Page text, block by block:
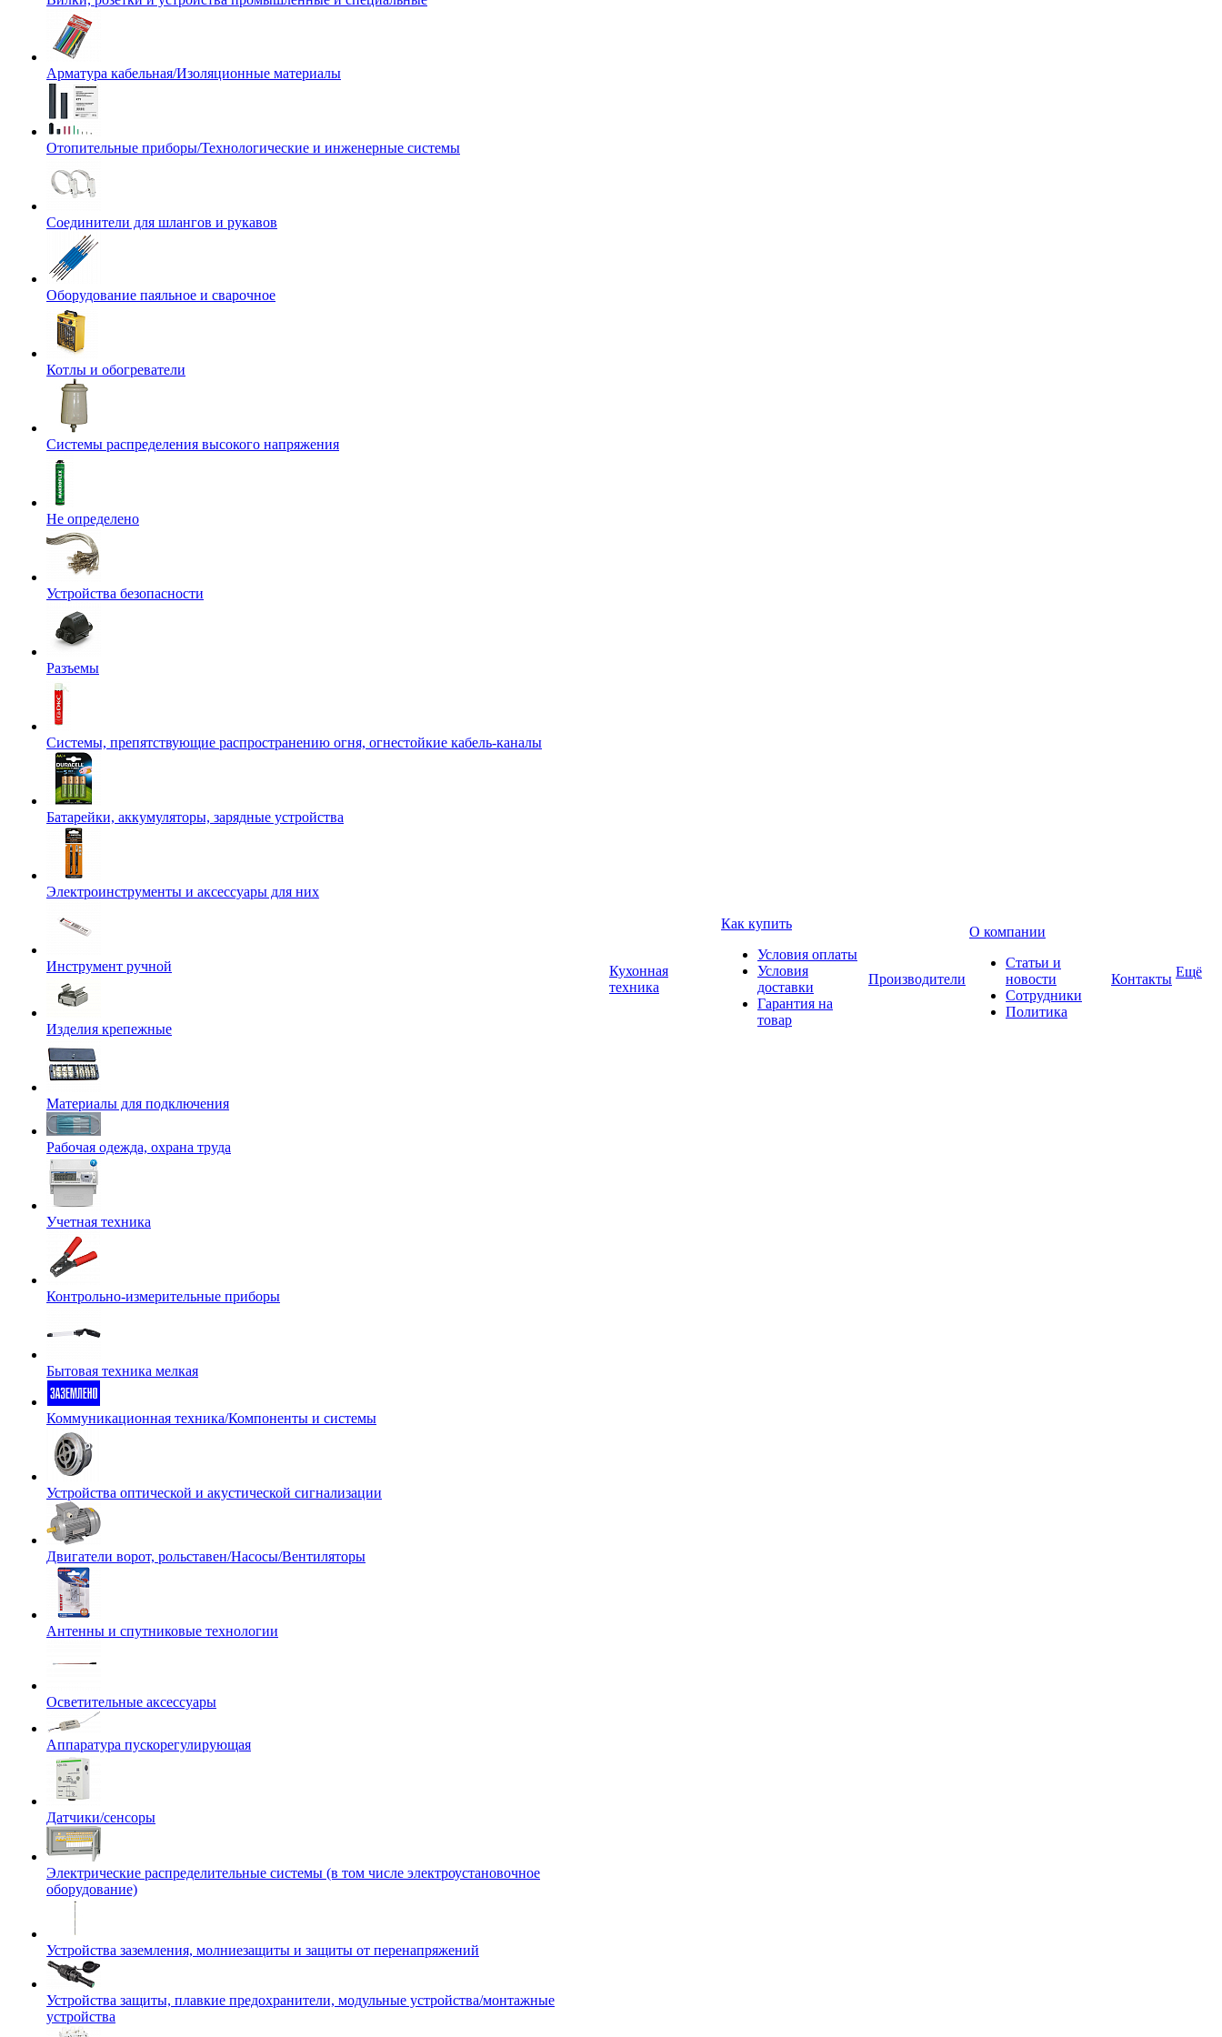
Арматура кабельная/Изоляционные материалы
Отопительные приборы/Технологические и инженерные системы
Соединители для шлангов и рукавов
Оборудование паяльное и сварочное
Котлы и обогреватели
Системы распределения высокого напряжения
Не определено
Устройства безопасности
Разъемы
Системы, препятствующие распространению огня, огнестойкие кабель-каналы
Батарейки, аккумуляторы, зарядные устройства
Электроинструменты и аксессуары для них
Инструмент ручной
Изделия крепежные
Материалы для подключения
Рабочая одежда, охрана труда
Учетная техника
Контрольно-измерительные приборы
Бытовая техника мелкая
Коммуникационная техника/Компоненты и системы
Устройства оптической и акустической сигнализации
Двигатели ворот, рольставен/Насосы/Вентиляторы
Антенны и спутниковые технологии
Осветительные аксессуары
Аппаратура пускорегулирующая
Датчики/сенсоры
Электрические распределительные системы (в том числе электроустановочное
оборудование)
Устройства заземления, молниезащиты и защиты от перенапряжений
Устройства защиты, плавкие предохранители, модульные устройства/монтажные
устройства
Кухонная
техника
Как купить
Условия оплаты
Условия
доставки
Гарантия на
товар
Производители
О компании
Статьи и
новости
Сотрудники
Политика
Контакты Ещё